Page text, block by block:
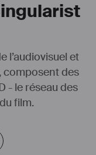
l’audiovisuel et
composent des
- le réseau des
film.
a la triple casquette
scène. Elle sort des
francophone et
au Centre Wallonie
mis en scène